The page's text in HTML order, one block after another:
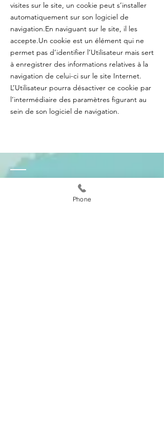
visites sur le site, un cookie peut s’installer
automatiquement sur son logiciel de
navigation.En naviguant sur le site, il les
accepte.Un cookie est un élément qui ne
permet pas d’identifier l’Utilisateur mais sert
à enregistrer des informations relatives à la
navigation de celui-ci sur le site Internet.
L’Utilisateur pourra désactiver ce cookie par
l’intermédiaire des paramètres figurant au
sein de son logiciel de navigation.
Phone